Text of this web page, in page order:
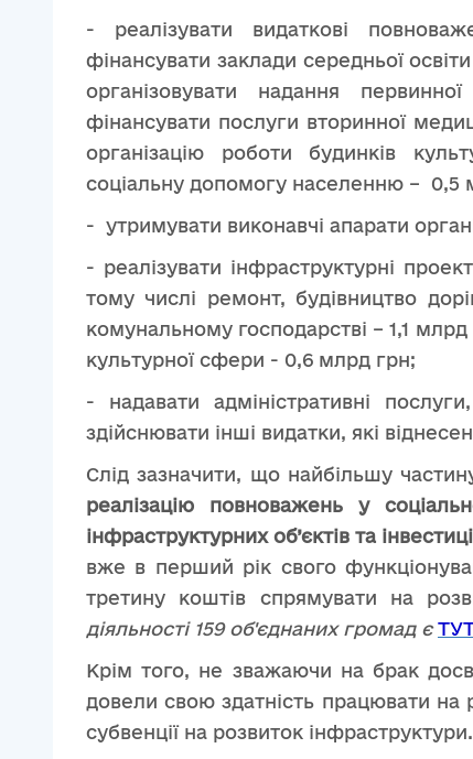
- реалізувати видаткові
фінансувати заклади середньої
організовувати надання
фінансувати послуги вторинної
організацію роботи будинків
соціальну допомогу населенню – 0,5
- утримувати виконавчі апарати
- реалізувати інфраструктурні
тому числі ремонт, будівництво
комунальному господарстві – 1,1
культурної сфери - 0,6 млрд грн;
- надавати адміністративні
здійснювати інші видатки, які
Слід зазначити, що найбільшу
реалізацію повноважень у
інфраструктурних об’єктів та
вже в перший рік свого
третину коштів спрямувати на
діяльності 159 об'єднаних громад є
Крім того, не зважаючи на брак
довели свою здатність працювати на
субвенції на розвиток інфраструктури.